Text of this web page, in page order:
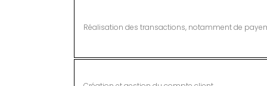
Réalisation des transactions, notamment de